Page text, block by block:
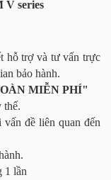
V series
hỗ trợ và tư vấn trực
bảo hành.
MIỄN PHÍ"
thế.
vấn đề liên quan đến
1 lần